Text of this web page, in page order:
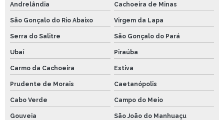
Andrelândia Cachoeira de Minas
São Gonçalo do Rio Abaixo Virgem da Lapa
Serra do Salitre São Gonçalo do Pará
Ubaí Piraúba
Carmo da Cachoeira Estiva
Prudente de Morais Caetanópolis
Cabo Verde Campo do Meio
Gouveia São João do Manhuaçu